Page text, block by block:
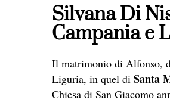
Silvana Di
Campania e
Il matrimonio di Alfonso,
Liguria, in quel di Santa
Chiesa di San Giacomo